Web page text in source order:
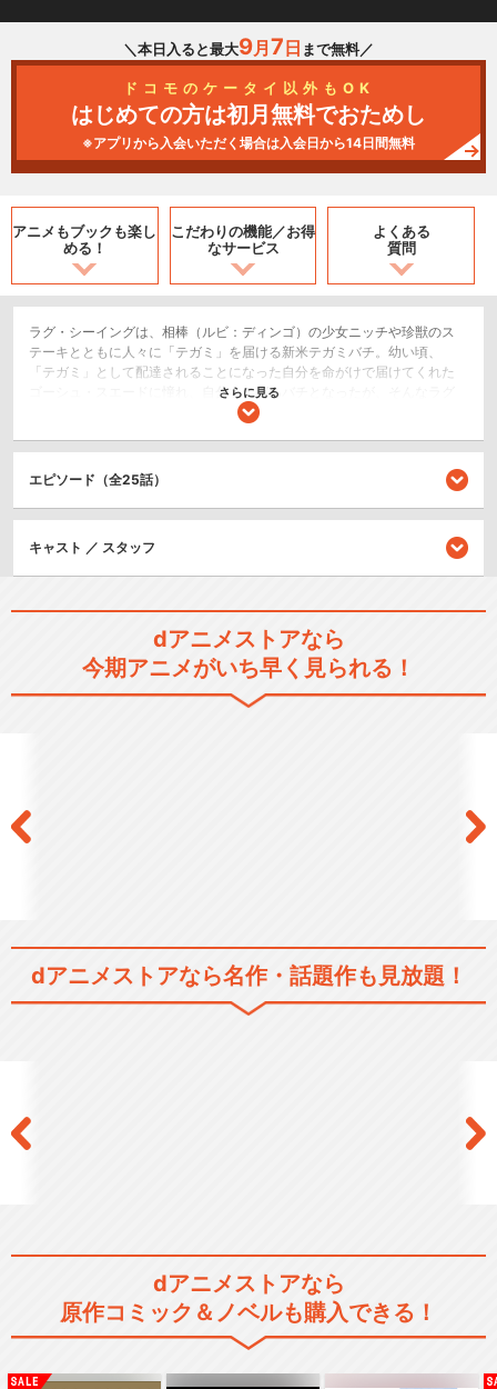
＼本日入ると最大9月 7 日 まで無料／
ドコモのケータイ以外もOK
はじめての方は初月無料でおためし
※アプリから入会いただく場合は入会日から14日間無料
アニメもブックも楽し
める！
こだわりの機能／お得
なサービス
よくある
質問
ラグ・シーイングは、相棒（ルビ：ディンゴ）の少女ニッチや珍獣のス
テーキとともに人々に「テガミ」を届ける新米テガミバチ。幼い頃、
「テガミ」として配達されることになった自分を命がけで届けてくれた
ゴーシュ・スエードに憧れ、自分もテガミバチとなったが、そんなラグ
に突きつけられたのは、ゴーシュは既にテガミバチを解雇されたという
を、必ず連れ戻すと誓うラグ。だが無情にも、ついに再会を果たしたゴ
ーシュは自らを略奪者（ルビ：マローダー）・ノワールと名乗り、ラグ
に銃口を向けるのだった――。
SF/ファンタジー
アクション/バトル
シリーズ／関連のアニメ作品
テガミバチ
さらに見る
エピソード（全25話）
キャスト ／ スタッフ
dアニメストアなら
今期アニメがいち早く見られる！
dアニメストアなら名作・話題作も見放題！
dアニメストアなら
原作コミック＆ノベルも購入できる！